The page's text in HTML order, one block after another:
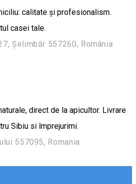
calitate și profesionalism.
casei tale.
Șelimbăr 557260, România
direct de la apicultor. Livrare
Sibiu si împrejurimi.
557095, Romania